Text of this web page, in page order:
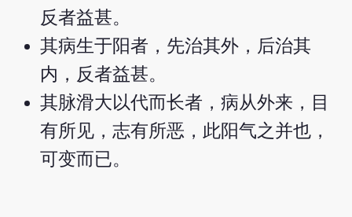
反者益甚。
其病生于阳者，先治其外，后治其
内，反者益甚。
其脉滑大以代而长者，病从外来，目
有所见，志有所恶，此阳气之并也，
可变而已。